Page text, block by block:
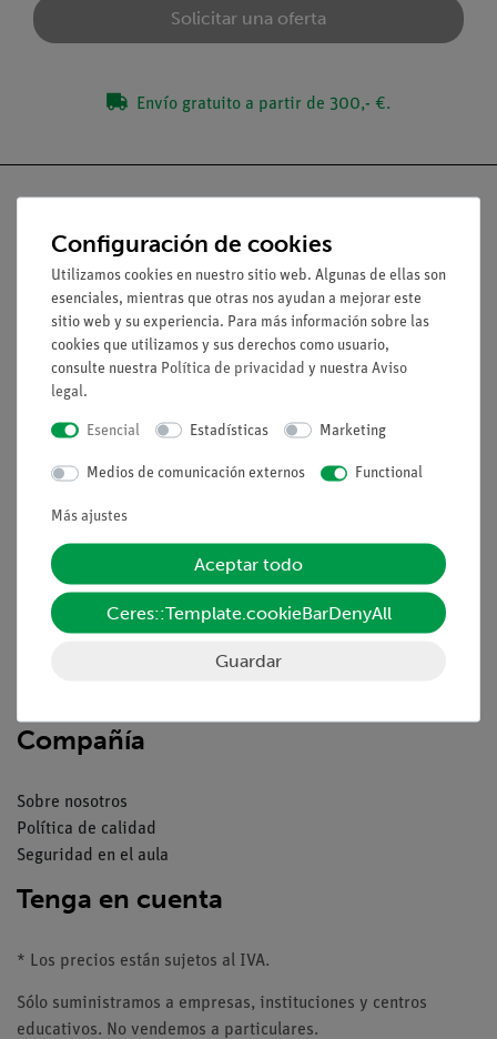
Solicitar una oferta
Envío gratuito a partir de 300,- €.
Nach oben
Aviso lega
Contacto
Condiciones comerciales generales
Pie de imprenta
Servicio
Resumen del servicio
Descargas
Compañía
Sobre nosotros
Política de calidad
Seguridad en el aula
Tenga en cuenta
* Los precios están sujetos al IVA.
Sólo suministramos a empresas, instituciones y centros
educativos. No vendemos a particulares.
Configuración de cookies
Utilizamos cookies en nuestro sitio web. Algunas de ellas son
esenciales, mientras que otras nos ayudan a mejorar este
sitio web y su experiencia. Para más información sobre las
cookies que utilizamos y sus derechos como usuario,
consulte nuestra Política de privacidad y nuestra Aviso
legal.
Esencial Estadísticas Marketing
Medios de comunicación externos Functional
Más ajustes
Aceptar todo
Ceres::Template.cookieBarDenyAll
Guardar